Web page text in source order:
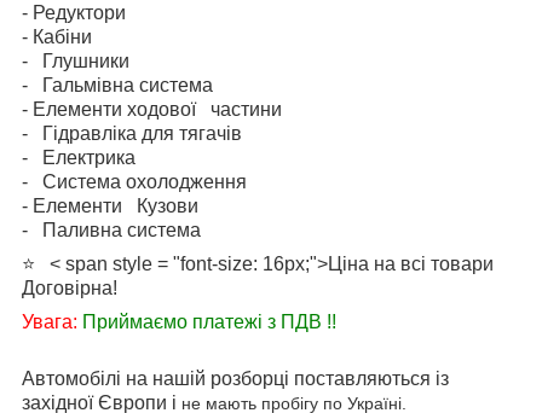
- Редуктори
- Кабіни
- Глушники
- Гальмівна система
- Елементи ходової частини
- Гідравліка для тягачів
- Електрика
- Система охолодження
- Елементи Кузови
- Паливна система
⭐ < span style = "font-size: 16px;">Ціна на всі товари
Договірна!
Увага: Приймаємо платежі з ПДВ !!
Автомобілі на нашій розборці поставляються із
західної Європи і не мають пробігу по Україні.